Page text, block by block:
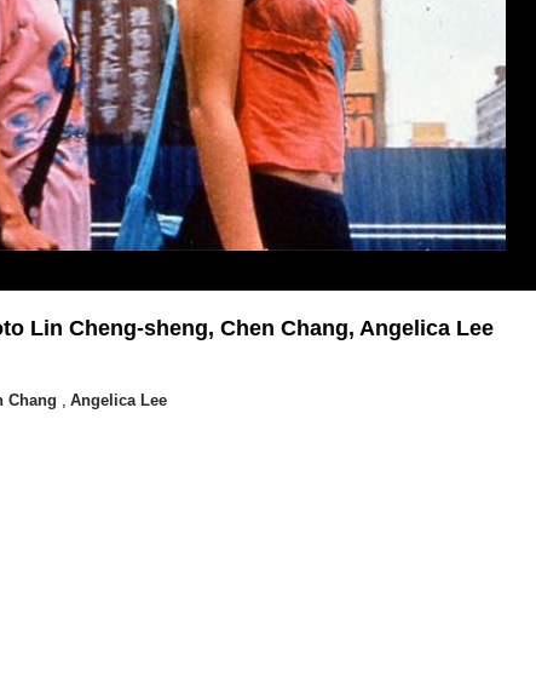
Lin Cheng-sheng, Chen Chang, Angelica Lee
Chang , Angelica Lee